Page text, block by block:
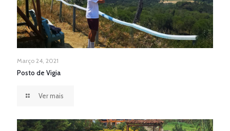
Março 24, 2021
Posto de Vigia
Ver mais